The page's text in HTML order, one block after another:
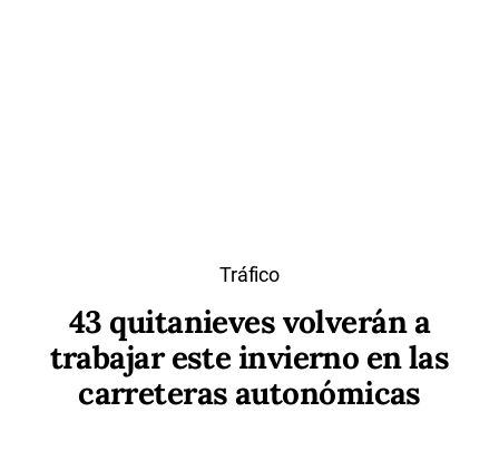
Tráfico
43 quitanieves volverán a
trabajar este invierno en las
carreteras autonómicas